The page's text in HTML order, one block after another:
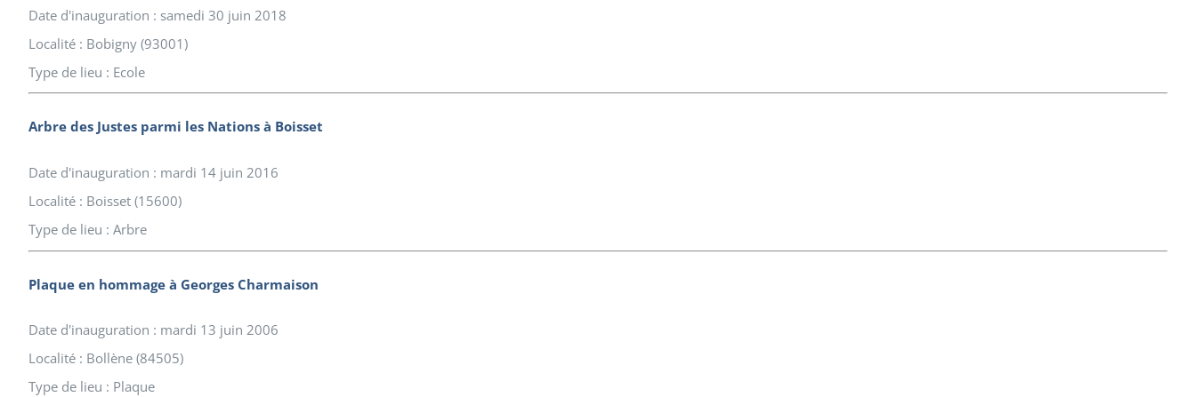
Date d'inauguration : samedi 30 juin 2018
Localité : Bobigny (93001)
Type de lieu : Ecole
Arbre des Justes parmi les Nations à Boisset
Date d'inauguration : mardi 14 juin 2016
Localité : Boisset (15600)
Type de lieu : Arbre
Plaque en hommage à Georges Charmaison
Date d'inauguration : mardi 13 juin 2006
Localité : Bollène (84505)
Type de lieu : Plaque